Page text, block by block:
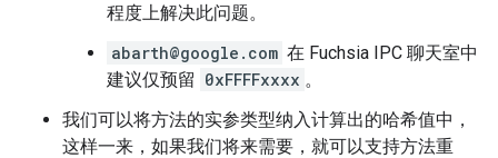
程度上解决此问题。
abarth@google.com 在 Fuchsia IPC 聊天室中
建议仅预留 0xFFFFxxxx 。
我们可以将方法的实参类型纳入计算出的哈希值中，
这样一来，如果我们将来需要，就可以支持方法重